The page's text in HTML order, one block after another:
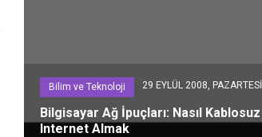
Bilim ve Teknoloji 29 EYLÜL 2008, PAZARTESİ
Bilgisayar Ağ İpuçları: Nasıl Kablosuz
Internet Almak